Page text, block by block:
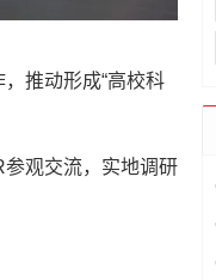
推动形成“高校科
观交流，实地调研